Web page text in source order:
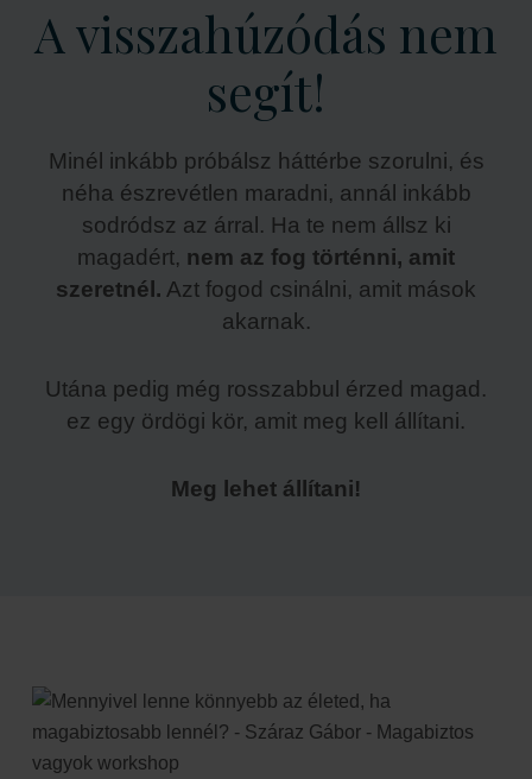
A visszahúzódás nem
segít!
Minél inkább próbálsz háttérbe szorulni, és
néha észrevétlen maradni, annál inkább
sodródsz az árral. Ha te nem állsz ki
magadért, nem az fog történni, amit
szeretnél. Azt fogod csinálni, amit mások
akarnak.
Utána pedig még rosszabbul érzed magad.
ez egy ördögi kör, amit meg kell állítani.
Meg lehet állítani!